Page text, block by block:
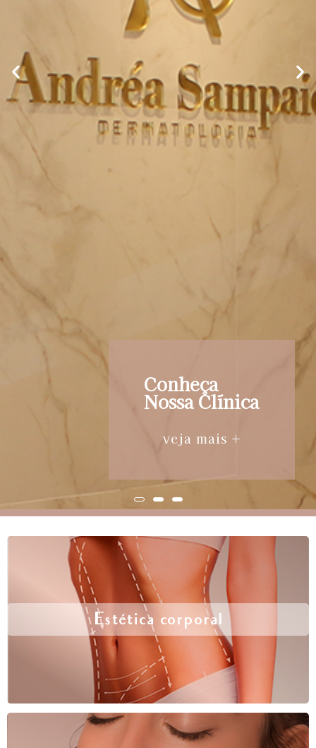
Conheça
Nossa Clínica
veja mais +
Estética corporal